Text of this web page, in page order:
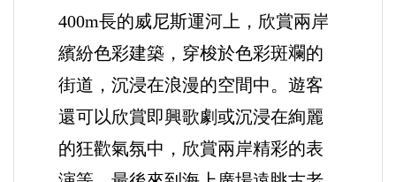
400m長的威尼斯運河上，欣賞兩岸
繽紛色彩建築，穿梭於色彩斑斕的
街道，沉浸在浪漫的空間中。遊客
還可以欣賞即興歌劇或沉浸在絢麗
的狂歡氣氛中，欣賞兩岸精彩的表